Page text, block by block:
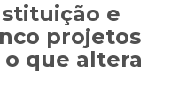
e
projetos
que altera